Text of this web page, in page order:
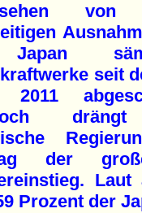
von
seit
2011
der
Prozent der